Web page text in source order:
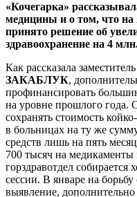
«Кочегарка»
медицины и о том, что на
принято решение об
здравоохранение на 4
Как рассказала
ЗАКАБЛУК,
профинансировать
на уровне прошлого года.
сохранять стоимость
в больницах на ту же
средств лишь на пять
700 тысяч на
горздравотдел собирается
сессии. В январе на
выявление,